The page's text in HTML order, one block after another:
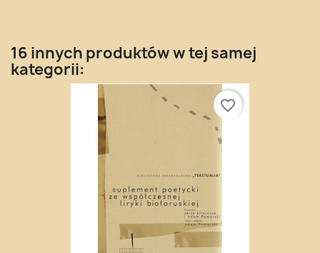
16 innych produktów w tej samej
kategorii:
favorite_border